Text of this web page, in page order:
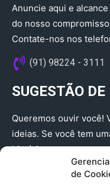
de
Anuncie aqui e
do nosso
Contate-nos nos
(91) 98224 - 3111
SUGESTÃO
Queremos ouvir você!
ideias. Se você tem
história que merece
(91) 98224 - 3111